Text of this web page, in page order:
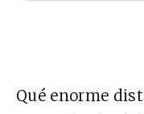
Qué enorme